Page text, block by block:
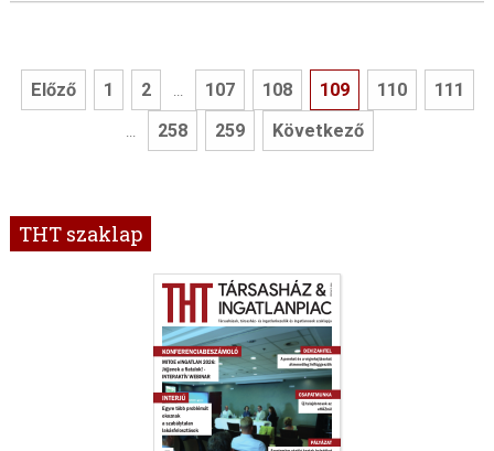
Előző 1 2 ... 107 108 109 110 111
... 258 259 Következő
THT szaklap